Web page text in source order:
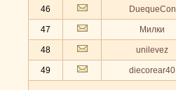
46 DuequeCon
47 Милки
48 unilevez
49 diecorear40